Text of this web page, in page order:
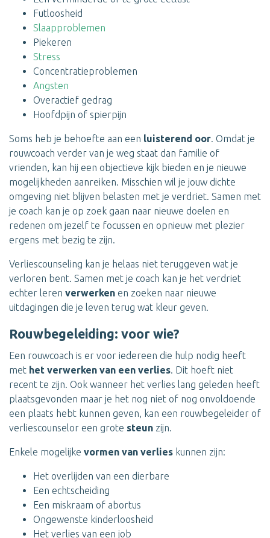
Futloosheid
Slaapproblemen
Piekeren
Stress
Concentratieproblemen
Angsten
Overactief gedrag
Hoofdpijn of spierpijn
Soms heb je behoefte aan een luisterend oor. Omdat je
rouwcoach verder van je weg staat dan familie of
vrienden, kan hij een objectieve kijk bieden en je nieuwe
mogelijkheden aanreiken. Misschien wil je jouw dichte
omgeving niet blijven belasten met je verdriet. Samen met
je coach kan je op zoek gaan naar nieuwe doelen en
redenen om jezelf te focussen en opnieuw met plezier
ergens met bezig te zijn.
Verliescounseling kan je helaas niet teruggeven wat je
verloren bent. Samen met je coach kan je het verdriet
echter leren verwerken en zoeken naar nieuwe
uitdagingen die je leven terug wat kleur geven.
Rouwbegeleiding: voor wie?
Een rouwcoach is er voor iedereen die hulp nodig heeft
met het verwerken van een verlies. Dit hoeft niet
recent te zijn. Ook wanneer het verlies lang geleden heeft
plaatsgevonden maar je het nog niet of nog onvoldoende
een plaats hebt kunnen geven, kan een rouwbegeleider of
verliescounselor een grote steun zijn.
Enkele mogelijke vormen van verlies kunnen zijn:
Het overlijden van een dierbare
Een echtscheiding
Een miskraam of abortus
Ongewenste kinderloosheid
Het verlies van een job